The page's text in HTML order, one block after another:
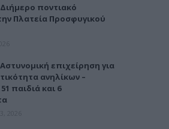
ποντιακό
Πλατεία Προσφυγικού
επιχείρηση για
ανηλίκων –
παιδιά και 6